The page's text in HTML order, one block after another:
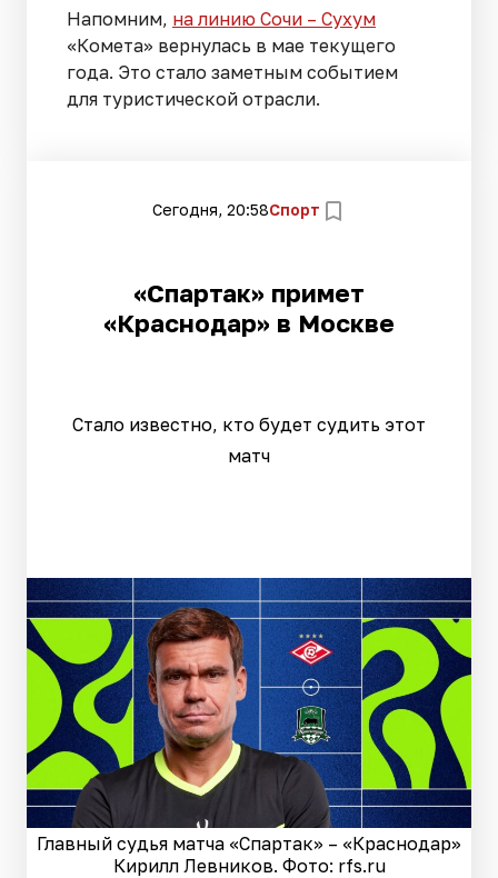
Напомним, на линию Сочи – Сухум
«Комета» вернулась в мае текущего
года. Это стало заметным событием
для туристической отрасли.
Сегодня, 20:58Спорт
«Спартак» примет
«Краснодар» в Москве
Стало известно, кто будет судить этот
матч
Главный судья матча «Спартак» – «Краснодар»
Кирилл Левников. Фото: rfs.ru